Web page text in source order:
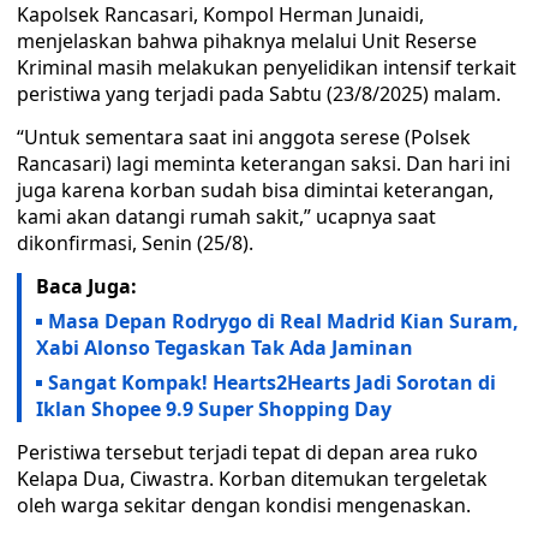
Kapolsek Rancasari, Kompol Herman Junaidi,
menjelaskan bahwa pihaknya melalui Unit Reserse
Kriminal masih melakukan penyelidikan intensif terkait
peristiwa yang terjadi pada Sabtu (23/8/2025) malam.
“Untuk sementara saat ini anggota serese (Polsek
Rancasari) lagi meminta keterangan saksi. Dan hari ini
juga karena korban sudah bisa dimintai keterangan,
kami akan datangi rumah sakit,” ucapnya saat
dikonfirmasi, Senin (25/8).
Baca Juga:
Masa Depan Rodrygo di Real Madrid Kian Suram,
Xabi Alonso Tegaskan Tak Ada Jaminan
Sangat Kompak! Hearts2Hearts Jadi Sorotan di
Iklan Shopee 9.9 Super Shopping Day
Peristiwa tersebut terjadi tepat di depan area ruko
Kelapa Dua, Ciwastra. Korban ditemukan tergeletak
oleh warga sekitar dengan kondisi mengenaskan.